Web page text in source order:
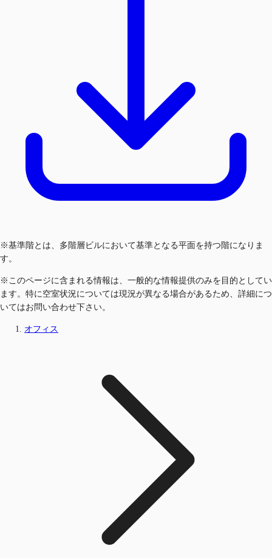
※基準階とは、多階層ビルにおいて基準となる平面を持つ階になりま
す。
※このページに含まれる情報は、一般的な情報提供のみを目的としてい
ます。特に空室状況については現況が異なる場合があるため、詳細につ
いてはお問い合わせ下さい。
オフィス